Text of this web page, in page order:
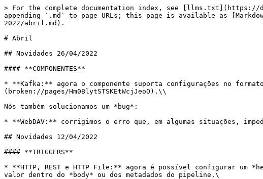
> For the complete documentation index, see [llms.txt](https://
appending `.md` to page URLs; this page is available as
2022/abril.md).
# Abril
## Novidades 26/04/2022
#### **COMPONENTES**
* **Kafka:** agora o componente suporta configurações no
(broken://pages/Hm0BlytSTSKEtWcjJeoO).\\
Nós também solucionamos um *bug*:
* **WebDAV:** corrigimos o erro que, em algumas situações,
## Novidades 12/04/2022
#### **TRIGGERS**
* **HTTP, REST e HTTP File:** agora é possível configurar
valor dentro do *body* ou dos metadados do pipeline.\